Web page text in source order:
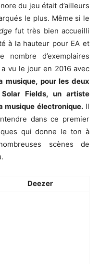
du jeu était d’ailleurs
le plus. Même si le
fut très bien accueilli
à la hauteur pour EA et
d’exemplaires
vu le jour en 2016 avec
musique, pour les deux
Fields, un artiste
musique électronique.Il
dans ce premier
qui donne le ton à
scènes de
Deezer